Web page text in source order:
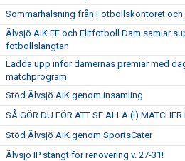
Sommarhälsning från Fotbollskontoret och
Älvsjö AIK FF och Elitfotboll Dam samlar
fotbollslängtan
Ladda upp inför damernas premiär med
matchprogram
Stöd Älvsjö AIK genom insamling
SÅ GÖR DU FÖR ATT SE ALLA (!) MATCHER
Stöd Älvsjö AIK genom SportsCater
Älvsjö IP stängt för renovering v. 27-31!